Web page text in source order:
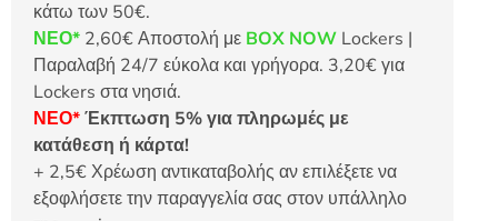
κάτω των 50€.
ΝΕΟ* 2,60€ Αποστολή με BOX NOW Lockers |
Παραλαβή 24/7 εύκολα και γρήγορα. 3,20€ για
Lockers στα νησιά.
ΝΕΟ*Έκπτωση 5% για πληρωμές με
κατάθεση ή κάρτα!
+ 2,5€ Χρέωση αντικαταβολής αν επιλέξετε να
εξοφλήσετε την παραγγελία σας στον υπάλληλο